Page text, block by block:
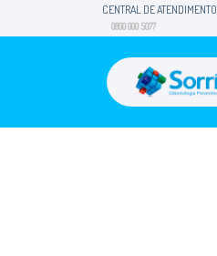
CENTRAL DE ATENDIMENTO
0800 000 5077